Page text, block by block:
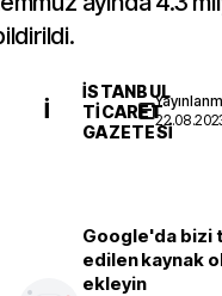
İ
İSTANBUL
TICARET
GAZETESI
Google'da bizi
edilen kaynak
ekleyin